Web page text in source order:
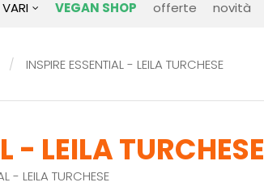
VEGAN SHOP offerte novità
INSPIRE ESSENTIAL - LEILA TURCHESE
- LEILA TURCHESE
- LEILA TURCHESE